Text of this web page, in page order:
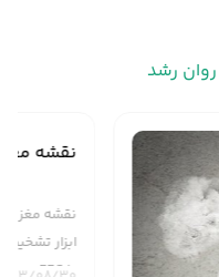
روان رشد